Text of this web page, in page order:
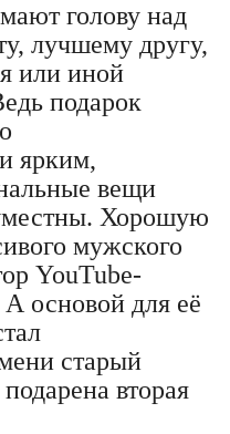
голову над
лучшему другу,
или иной
подарок
ярким,
вещи
Хорошую
мужского
YouTube-
А основой для её
старый
вторая